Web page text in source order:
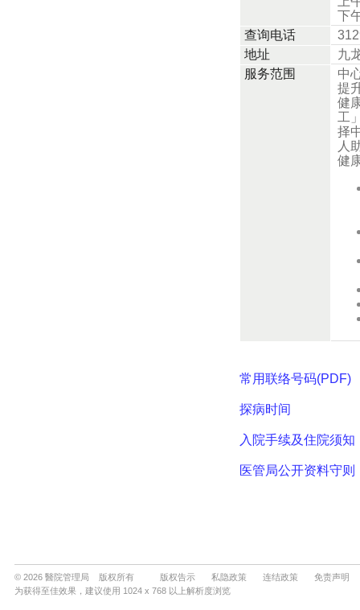
© 2026 醫院管理局 版权所有 版权告示 私隐政策 连结政策
免责声明
为获得至佳效果，建议使用 1024 x 768 以上解析度浏览